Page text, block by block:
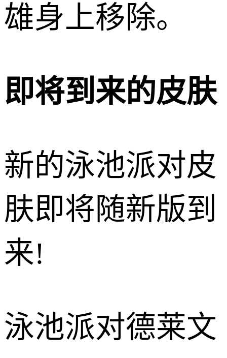
雄身上移除。
即将到来的皮肤
新的泳池派对皮
肤即将随新版到
来!
泳池派对德莱文